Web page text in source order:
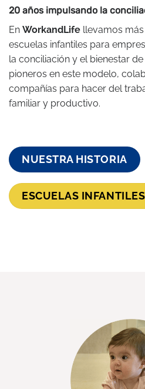
20 años impulsando la
En WorkandLife llevamos
escuelas infantiles para
la conciliación y el bienestar
pioneros en este modelo,
compañías para hacer del
familiar y productivo.
NUESTRA HISTORIA
ESCUELAS INFANTILES